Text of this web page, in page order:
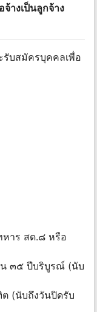
างเป็นลูกจ้าง
รับสมัครบุคคลเพื่อ
หาร สด.๘ หรือ
น ๓๕ ปีบริบูรณ์ (นับ
(นับถึงวันปิดรับ